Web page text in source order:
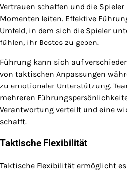
Vertrauen schaffen und die
Momenten leiten. Effektive
Umfeld, in dem sich die Spieler
fühlen, ihr Bestes zu geben.
Führung kann sich auf
von taktischen Anpassungen
zu emotionaler Unterstützung.
mehreren
Verantwortung verteilt und eine
schafft.
Taktische Flexibilität
Taktische Flexibilität ermöglicht